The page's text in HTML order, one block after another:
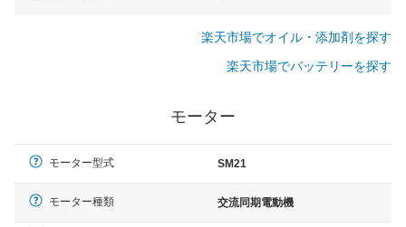
楽天市場でオイル・添加剤を探す
楽天市場でバッテリーを探す
モーター
モーター型式 SM21
モーター種類 交流同期電動機